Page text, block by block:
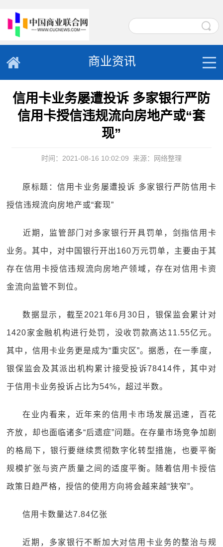
商业资讯
信用卡业务屡遭投诉 多家银行严防
信用卡授信违规流向房地产或“套
现”
时间：2021-08-16 10:02:09 来源：网络整理
原标题：信用卡业务屡遭投诉 多家银行严防信用卡
授信违规流向房地产或“套现”
‍‍近期，监管部门对多家银行开具罚单，剑指信用卡
业务。其中，对中国银行开出160万元罚单，主要由于其
存在信用卡授信违规流向房地产领域，存在对信用卡资
金流向监管不到位。
数据显示，截至2021年6月30日，银保监会累计对
1420家金融机构进行处罚，没收罚款高达11.55亿元。
其中，信用卡业务更是成为“重灾区”。据悉，在一季度，
银保监会及其派出机构累计接受投诉78414件，其中对
于信用卡业务投诉占比为54%，超过半数。
在业内看来，近年来的信用卡市场发展迅速，百花
齐放，却也面临诸多“后遗症”问题。在存量市场竞争加剧
的格局下，银行要继续贯彻数字化转型措施，也要平衡
规模扩张与资产质量之间的适度平衡。随着信用卡授信
政策日趋严格，授信的使用方向将会越来越“狭窄”。
信用卡数量达7.84亿张
近期，多家银行不断加大对信用卡业务的整治与规